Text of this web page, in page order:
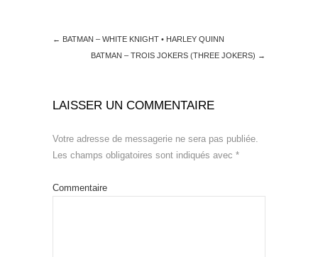
← BATMAN – WHITE KNIGHT • HARLEY QUINN
BATMAN – TROIS JOKERS (THREE JOKERS) →
LAISSER UN COMMENTAIRE
Votre adresse de messagerie ne sera pas publiée.
Les champs obligatoires sont indiqués avec *
Commentaire